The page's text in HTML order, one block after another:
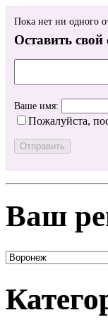
Пока нет ни одного
Оставить свой
Ваше имя:
Пожалуйста,
Ваш